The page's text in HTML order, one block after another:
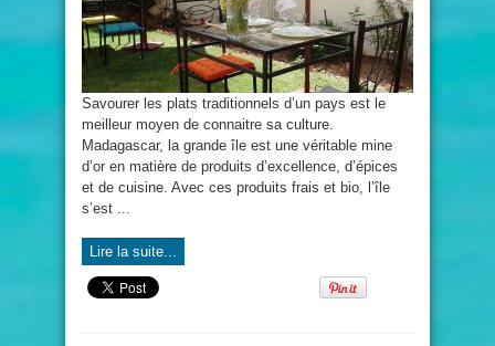
plats
traditionnels
?
Savourer les plats traditionnels d’un pays est le
meilleur moyen de connaitre sa culture.
Madagascar, la grande île est une véritable mine
d’or en matière de produits d’excellence, d’épices
et de cuisine. Avec ces produits frais et bio, l’île
s’est ...
Lire la suite...